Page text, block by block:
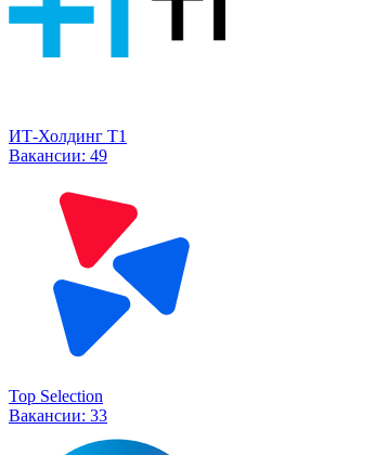
ИТ-Холдинг Т1
Вакансии: 49
Top Selection
Вакансии: 33